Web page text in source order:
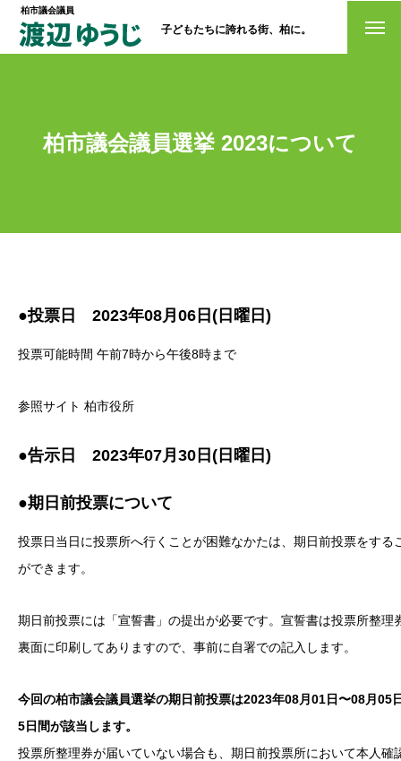
柏市議会議員
子どもたちに誇れる街、柏に。
柏市議会議員選挙 2023について
●投票日 2023年08月06日(日曜日)
投票可能時間 午前7時から午後8時まで
参照サイト 柏市役所
●告示日 2023年07月30日(日曜日)
●期日前投票について
投票日当日に投票所へ行くことが困難なかたは、期日前投票をする
ができます。
期日前投票には「宣誓書」の提出が必要です。宣誓書は投票所整理
裏面に印刷してありますので、事前に自署での記入します。
今回の柏市議会議員選挙の期日前投票は2023年08月01日〜08月05
5日間が該当します。
投票所整理券が届いていない場合も、期日前投票所において本人確